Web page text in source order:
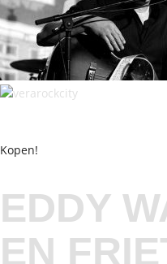
Kopen!
EDDY
EN